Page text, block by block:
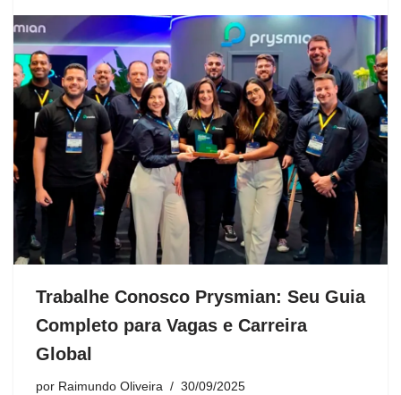
Trabalhe Conosco Prysmian: Seu Guia
Completo para Vagas e Carreira
Global
por Raimundo Oliveira 30/09/2025